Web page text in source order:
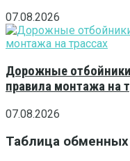
07.08.2026
Дорожные
правила монтажа на
07.08.2026
Таблица обменных